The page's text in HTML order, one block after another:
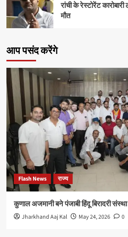
रांची के रेस्टोरेंट
मौत
आप पसंद करेंगे
Flash News राज्य
कुणाल अजमानी बने पंजाबी हिंदू बिरादरी
Jharkhand Aaj Kal May 24, 2026 0